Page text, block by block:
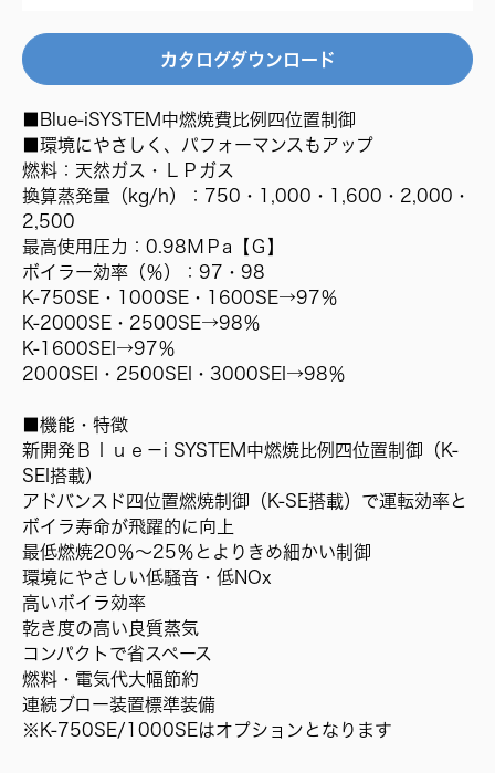
カタログダウンロード
■Blue-iSYSTEM中燃焼費比例四位置制御
■環境にやさしく、パフォーマンスもアップ
燃料：天然ガス・ＬＰガス
換算蒸発量（kg/h）：750・1,000・1,600・2,000・
2,500
最高使用圧力：0.98ＭＰa【Ｇ】
ボイラー効率（％）：97・98
K-750SE・1000SE・1600SE→97％
K-2000SE・2500SE→98％
K-1600SEI→97％
2000SEI・2500SEI・3000SEI→98％
■機能・特徴
新開発Ｂｌｕｅ－i SYSTEM中燃焼比例四位置制御（K-
SEI搭載）
アドバンスド四位置燃焼制御（K-SE搭載）で運転効率と
ボイラ寿命が飛躍的に向上
最低燃焼20％～25％とよりきめ細かい制御
環境にやさしい低騒音・低NOx
高いボイラ効率
乾き度の高い良質蒸気
コンパクトで省スペース
燃料・電気代大幅節約
連続ブロー装置標準装備
※K-750SE/1000SEはオプションとなります